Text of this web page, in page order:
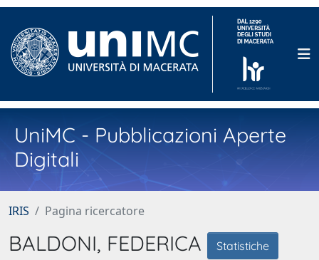
UniMC - Pubblicazioni Aperte
Digitali
IRIS Pagina ricercatore
BALDONI, FEDERICA Statistiche